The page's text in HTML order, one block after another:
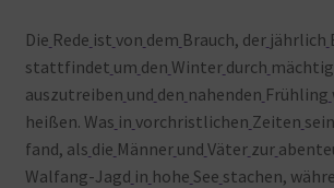
Die Rede ist von dem Brauch, der jährlich
stattfindet um den Winter durch
auszutreiben und den nahenden Frühling
heißen. Was in vorchristlichen Zeiten
fand, als die Männer und Väter zur
Walfang-Jagd in hohe See stachen,